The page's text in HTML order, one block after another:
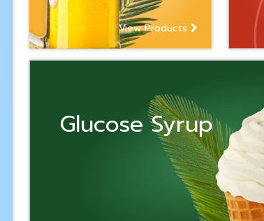
View Products
Glucose Syrup